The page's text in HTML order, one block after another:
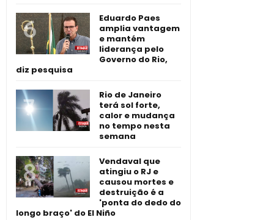
Eduardo Paes
amplia vantagem
e mantém
liderança pelo
Governo do Rio,
diz pesquisa
Rio de Janeiro
terá sol forte,
calor e mudança
no tempo nesta
semana
Vendaval que
atingiu o RJ e
causou mortes e
destruição é a
'ponta do dedo do
longo braço' do El Niño